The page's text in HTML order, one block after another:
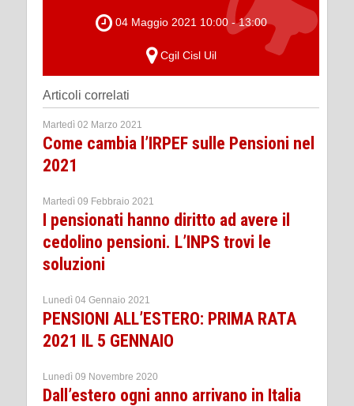
04 Maggio 2021 10:00 - 13:00
Cgil Cisl Uil
Articoli correlati
Martedì 02 Marzo 2021
Come cambia l’IRPEF sulle Pensioni nel
2021
Martedì 09 Febbraio 2021
I pensionati hanno diritto ad avere il
cedolino pensioni. L’INPS trovi le
soluzioni
Lunedì 04 Gennaio 2021
PENSIONI ALL’ESTERO: PRIMA RATA
2021 IL 5 GENNAIO
Lunedì 09 Novembre 2020
Dall’estero ogni anno arrivano in Italia